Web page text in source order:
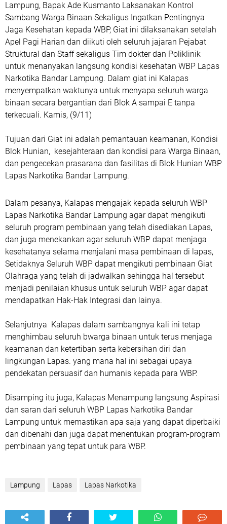
Lampung, Bapak Ade Kusmanto Laksanakan Kontrol
Sambang Warga Binaan Sekaligus Ingatkan Pentingnya
Jaga Kesehatan kepada WBP, Giat ini dilaksanakan setelah
Apel Pagi Harian dan diikuti oleh seluruh jajaran Pejabat
Struktural dan Staff sekaligus Tim dokter dan Poliklinik
untuk menanyakan langsung kondisi kesehatan WBP Lapas
Narkotika Bandar Lampung. Dalam giat ini Kalapas
menyempatkan waktunya untuk menyapa seluruh warga
binaan secara bergantian dari Blok A sampai E tanpa
terkecuali. Kamis, (9/11)
Tujuan dari Giat ini adalah pemantauan keamanan, Kondisi
Blok Hunian, kesejahteraan dan kondisi para Warga Binaan,
dan pengecekan prasarana dan fasilitas di Blok Hunian WBP
Lapas Narkotika Bandar Lampung.
Dalam pesanya, Kalapas mengajak kepada seluruh WBP
Lapas Narkotika Bandar Lampung agar dapat mengikuti
seluruh program pembinaan yang telah disediakan Lapas,
dan juga menekankan agar seluruh WBP dapat menjaga
kesehatanya selama menjalani masa pembinaan di lapas,
Setidaknya Seluruh WBP dapat mengikuti pembinaan Giat
Olahraga yang telah di jadwalkan sehingga hal tersebut
menjadi penilaian khusus untuk seluruh WBP agar dapat
mendapatkan Hak-Hak Integrasi dan lainya.
Selanjutnya Kalapas dalam sambangnya kali ini tetap
menghimbau seluruh bwarga binaan untuk terus menjaga
keamanan dan ketertiban serta kebersihan diri dan
lingkungan Lapas. yang mana hal ini sebagai upaya
pendekatan persuasif dan humanis kepada para WBP.
Disamping itu juga, Kalapas Menampung langsung Aspirasi
dan saran dari seluruh WBP Lapas Narkotika Bandar
Lampung untuk memastikan apa saja yang dapat diperbaiki
dan dibenahi dan juga dapat menentukan program-program
pembinaan yang tepat untuk para WBP.
Lampung Lapas Lapas Narkotika